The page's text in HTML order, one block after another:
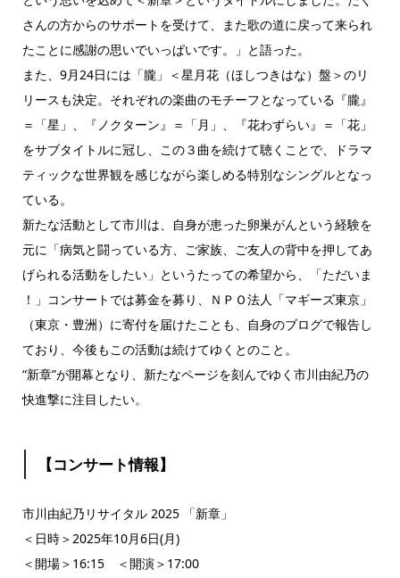
さんの方からのサポートを受けて、また歌の道に戻って来られ
たことに感謝の思いでいっぱいです。」と語った。
また、9月24日には「朧」＜星月花（ほしつきはな）盤＞のリ
リースも決定。それぞれの楽曲のモチーフとなっている『朧』
＝「星」、『ノクターン』＝「月」、『花わずらい』＝「花」
をサブタイトルに冠し、この３曲を続けて聴くことで、ドラマ
ティックな世界観を感じながら楽しめる特別なシングルとなっ
ている。
新たな活動として市川は、自身が患った卵巣がんという経験を
元に「病気と闘っている方、ご家族、ご友人の背中を押してあ
げられる活動をしたい」というたっての希望から、「ただいま
！」コンサートでは募金を募り、ＮＰＯ法人「マギーズ東京」
（東京・豊洲）に寄付を届けたことも、自身のブログで報告し
ており、今後もこの活動は続けてゆくとのこと。
“新章”が開幕となり、新たなページを刻んでゆく市川由紀乃の
快進撃に注目したい。
【コンサート情報】
市川由紀乃リサイタル 2025 「新章」
＜日時＞2025年10月6日(月)
＜開場＞16:15 ＜開演＞17:00